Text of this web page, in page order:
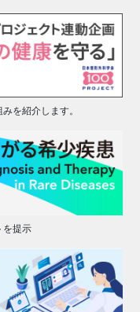
を紹介します。
を提示